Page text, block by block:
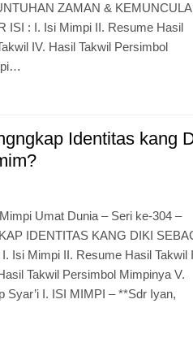
ZAMAN &
ISI : I. Isi Mimpi II. Resume Hasil
IV. Hasil Takwil Persimbol
Identitas kang
Umat Dunia – Seri ke-304 –
IDENTITAS KANG DIKI
Isi Mimpi II. Resume Hasil Takwil
Takwil Persimbol Mimpinya V.
Syar’i I. ISI MIMPI – **Sdr Iyan,